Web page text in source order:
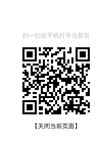
扫一扫在手机打开当前页
【关闭当前页面】